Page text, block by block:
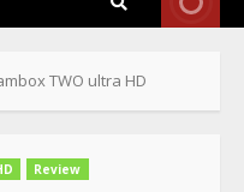
TWO ultra HD
Review